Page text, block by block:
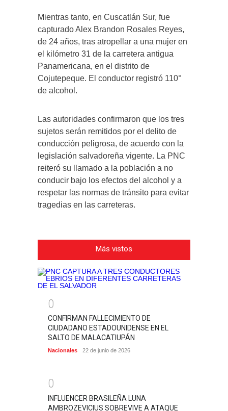
Mientras tanto, en Cuscatlán Sur, fue
capturado Alex Brandon Rosales Reyes,
de 24 años, tras atropellar a una mujer en
el kilómetro 31 de la carretera antigua
Panamericana, en el distrito de
Cojutepeque. El conductor registró 110°
de alcohol.
Las autoridades confirmaron que los tres
sujetos serán remitidos por el delito de
conducción peligrosa, de acuerdo con la
legislación salvadoreña vigente. La PNC
reiteró su llamado a la población a no
conducir bajo los efectos del alcohol y a
respetar las normas de tránsito para evitar
tragedias en las carreteras.
Más vistos
0
CONFIRMAN FALLECIMIENTO DE
CIUDADANO ESTADOUNIDENSE EN EL
SALTO DE MALACATIUPÁN
Nacionales 22 de junio de 2026
0
INFLUENCER BRASILEÑA LUNA
AMBROZEVICIUS SOBREVIVE A ATAQUE